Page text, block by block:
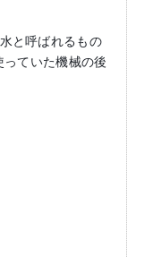
と呼ばれるもの
ていた機械の後